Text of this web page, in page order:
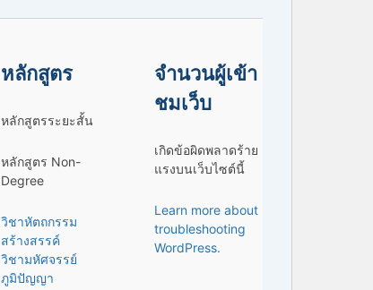
หลักสูตร
หลักสูตรระยะสั้น
หลักสูตร Non-
Degree
วิชาหัตถกรรม
สร้างสรรค์
วิชามหัศจรรย์
ภูมิปัญญา
จำนวนผู้เข้า
ชมเว็บ
เกิดข้อผิดพลาดร้าย
แรงบนเว็บไซต์นี้
Learn more about
troubleshooting
WordPress.